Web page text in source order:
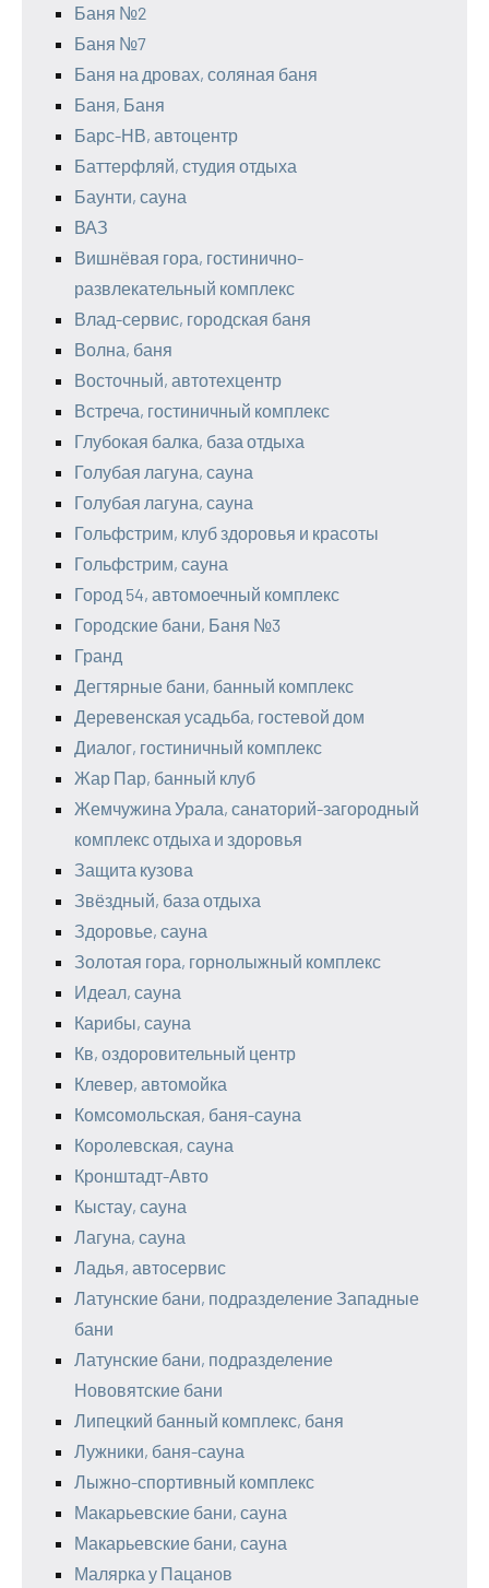
Баня №2
Баня №7
Баня на дровах, соляная баня
Баня, Баня
Барс-НВ, автоцентр
Баттерфляй, студия отдыха
Баунти, сауна
ВАЗ
Вишнёвая гора, гостинично-
развлекательный комплекс
Влад-сервис, городская баня
Волна, баня
Восточный, автотехцентр
Встреча, гостиничный комплекс
Глубокая балка, база отдыха
Голубая лагуна, сауна
Голубая лагуна, сауна
Гольфстрим, клуб здоровья и красоты
Гольфстрим, сауна
Город 54, автомоечный комплекс
Городские бани, Баня №3
Гранд
Дегтярные бани, банный комплекс
Деревенская усадьба, гостевой дом
Диалог, гостиничный комплекс
Жар Пар, банный клуб
Жемчужина Урала, санаторий-загородный
комплекс отдыха и здоровья
Защита кузова
Звёздный, база отдыха
Здоровье, сауна
Золотая гора, горнолыжный комплекс
Идеал, сауна
Карибы, сауна
Кв, оздоровительный центр
Клевер, автомойка
Комсомольская, баня-сауна
Королевская, сауна
Кронштадт-Авто
Кыстау, сауна
Лагуна, сауна
Ладья, автосервис
Латунские бани, подразделение Западные
бани
Латунские бани, подразделение
Нововятские бани
Липецкий банный комплекс, баня
Лужники, баня-сауна
Лыжно-спортивный комплекс
Макарьевские бани, сауна
Макарьевские бани, сауна
Малярка у Пацанов